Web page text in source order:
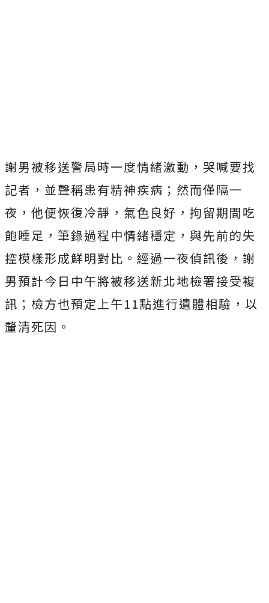
謝男被移送警局時一度情緒激動，哭喊要找
記者，並聲稱患有精神疾病；然而僅隔一
夜，他便恢復冷靜，氣色良好，拘留期間吃
飽睡足，筆錄過程中情緒穩定，與先前的失
控模樣形成鮮明對比。經過一夜偵訊後，謝
男預計今日中午將被移送新北地檢署接受複
訊；檢方也預定上午11點進行遺體相驗，以
釐清死因。